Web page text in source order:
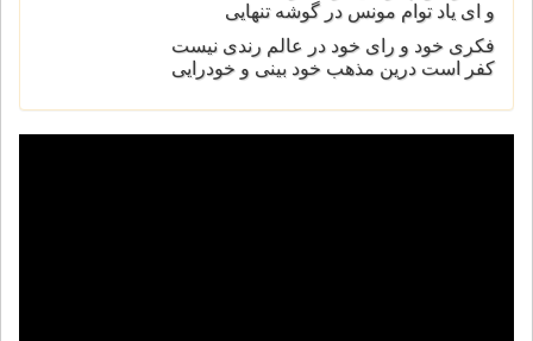
و ای یاد توام مونس در گوشه تنهایی
فكری خود و رای خود در عالم رندی نيست
كفر است درين مذهب خود بينی و خودرايی